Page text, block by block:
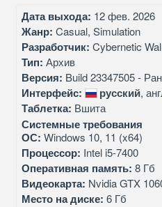
Дата выхода: 12 фев. 2026
Жанр: Casual, Simulation
Разработчик: Cybernetic
Тип: Архив
Версия: Build 23347505 -
Интерфейс: русский,
Таблетка: Вшита
Системные требования
ОС: Windows 10, 11 (x64)
Процессор: Intel i5-7400
Оперативная память: 8 Гб
Видеокарта: Nvidia GTX
Место на диске: 6 Гб